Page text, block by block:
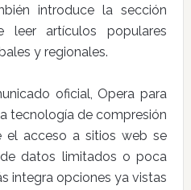
introduce la sección
leer artículos populares
y regionales.
oficial, Opera para
tecnología de compresión
el acceso a sitios web se
datos limitados o poca
integra opciones ya vistas